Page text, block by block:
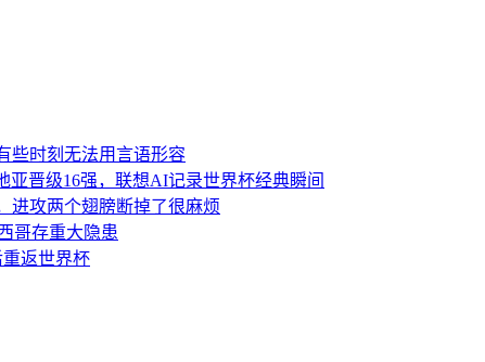
些时刻无法用言语形容
亚晋级16强，联想AI记录世界杯经典瞬间
进攻两个翅膀断掉了很麻烦
哥存重大隐患
返世界杯